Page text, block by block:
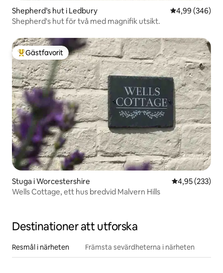
Shepherd’s hut i Ledbury 4,99 av 5 i
4,99 (346)
Shepherd's hut för två med magnifik utsikt.
Populär gästfavorit
Gästfavorit
Stuga i Worcestershire 4,95 av 5 i
4,95 (233)
Wells Cottage, ett hus bredvid Malvern Hills
Destinationer att utforska
Resmål i närheten Främsta sevärdheterna i närheten